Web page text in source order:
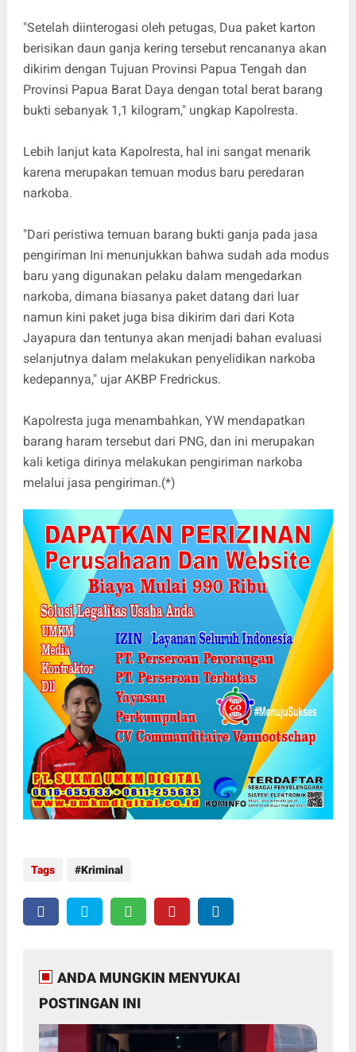
"Setelah diinterogasi oleh petugas, Dua paket karton
berisikan daun ganja kering tersebut rencananya akan
dikirim dengan Tujuan Provinsi Papua Tengah dan
Provinsi Papua Barat Daya dengan total berat barang
bukti sebanyak 1,1 kilogram," ungkap Kapolresta.
Lebih lanjut kata Kapolresta, hal ini sangat menarik
karena merupakan temuan modus baru peredaran
narkoba.
"Dari peristiwa temuan barang bukti ganja pada jasa
pengiriman Ini menunjukkan bahwa sudah ada modus
baru yang digunakan pelaku dalam mengedarkan
narkoba, dimana biasanya paket datang dari luar
namun kini paket juga bisa dikirim dari dari Kota
Jayapura dan tentunya akan menjadi bahan evaluasi
selanjutnya dalam melakukan penyelidikan narkoba
kedepannya," ujar AKBP Fredrickus.
Kapolresta juga menambahkan, YW mendapatkan
barang haram tersebut dari PNG, dan ini merupakan
kali ketiga dirinya melakukan pengiriman narkoba
melalui jasa pengiriman.(*)
Tags Kriminal
ANDA MUNGKIN MENYUKAI
POSTINGAN INI